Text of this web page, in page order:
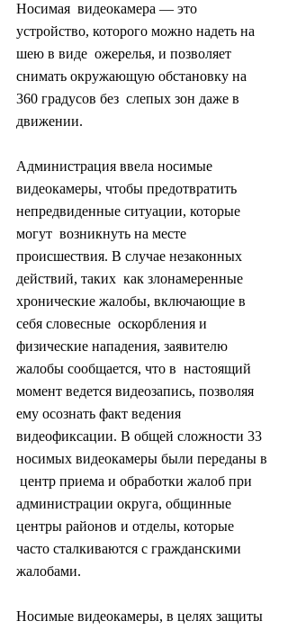
Носимая  видеокамера — это
устройство, которого можно надеть на
шею в виде  ожерелья, и позволяет
снимать окружающую обстановку на
360 градусов без  слепых зон даже в
движении.
Администрация ввела носимые
видеокамеры, чтобы предотвратить
непредвиденные ситуации, которые
могут  возникнуть на месте
происшествия. В случае незаконных
действий, таких  как злонамеренные
хронические жалобы, включающие в
себя словесные  оскорбления и
физические нападения, заявителю
жалобы сообщается, что в  настоящий
момент ведется видеозапись, позволяя
ему осознать факт ведения
видеофиксации. В общей сложности 33
носимых видеокамеры были переданы в
центр приема и обработки жалоб при
администрации округа, общинные
центры районов и отделы, которые
часто сталкиваются с гражданскими
жалобами.
Носимые видеокамеры, в целях защиты